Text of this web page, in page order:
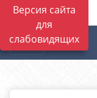
Версия сайта
для
слабовидящих